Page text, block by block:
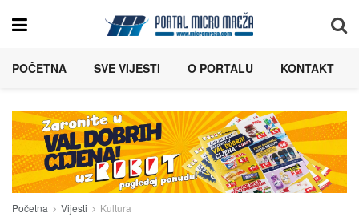
POČETNA SVE VIJESTI O PORTALU KONTAKT
Početna Vijesti Kultura